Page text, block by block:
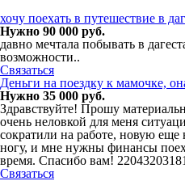
хочу поехать в путешествие в
Нужно 90 000 руб.
давно мечтала побывать в
возможности..
Связаться
Деньги на поездку к мамочке,
Нужно 35 000 руб.
Здравствуйте! Прошу
очень неловкой для меня
сократили на работе, новую
ногу, и мне нужны финансы
время. Спасибо вам!
Связаться